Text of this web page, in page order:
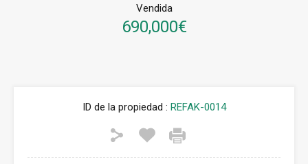
Vendida
690,000€
ID de la propiedad : REFAK-0014